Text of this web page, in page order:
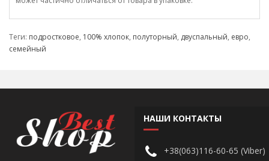
Теги: подростковое, 100% хлопок, полуторный, двуспальный, евро,
семейный
НАШИ КОНТАКТЫ
+38(063)116-60-65 (Viber)